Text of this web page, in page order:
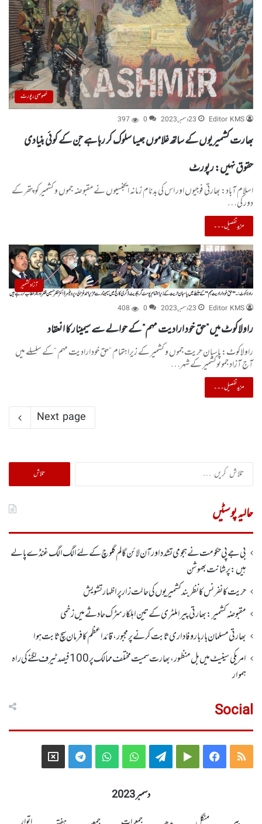
خصوصی رپورٹ
Editor KMS
23 دسمبر, 2023 0
397
بھارت کشمیریوں کے ساتھ غلاموں جیسا سلوک کر رہا ہے جن کے کوئی بنیادی
حقوق نہیں: رپورٹ
اسلام آباد: بھارتی فوجیوں اور اس کی بدنام زمانہ ایجنسیوں نے مقبوضہ جموں و کشمیر کو پتھر کے
دور کی…
مزید تفصیل۔۔۔
آزاد کشمیر
Editor KMS
23 دسمبر, 2023 0
408
راولاکوٹ میں ”حق خود ارادیت مہم“ کے حوالے سے سیمینار کا انعقاد
راولاکوٹ: پاسبان حریت جموں و کشمیر کے زیراہتمام ”حق خود ارادیت مہم “کے سلسلے میں
آج آزاد جموںوکشمیر کے شہر…
مزید تفصیل۔۔۔
Next page
تلاش
کریں
حالیہ پوسٹیں
بی جے پی حکومت نے ہجومی تشدد اورآن لائن گالم گلوچ کے لئے الگ الگ غنڈے پالے
ہیں: پرشانت بھوشن
حریت کانفرنس کا نظر بند کشمیریوں کی حالت زار پر اظہار تشویش
مقبوضہ کشمیر: بھارتی پیرا ملٹری کے تین اہلکار سڑک حادثے میں زخمی
بھارتی مسلمان بار بار وفاداری ثابت کرنے پر مجبور،قائداعظم کا فرمان سچ ثابت ہوا
امریکی سینیٹ میں بل منظور، بھارت سمیت مختلف ممالک پر100 فیصد ٹیرف لگنے کی راہ
ہموار
Social
RSS
Facebook
Google
Telegram
WhatsApp
WhatsApp
Telegram
X
دسمبر 2023